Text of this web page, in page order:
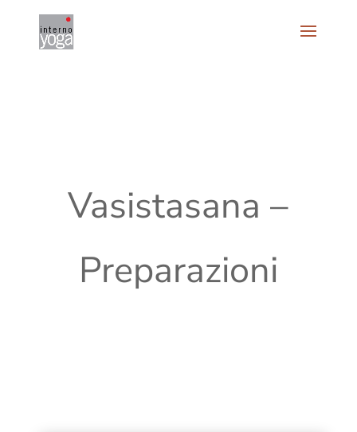
Vasistasana –
Preparazioni